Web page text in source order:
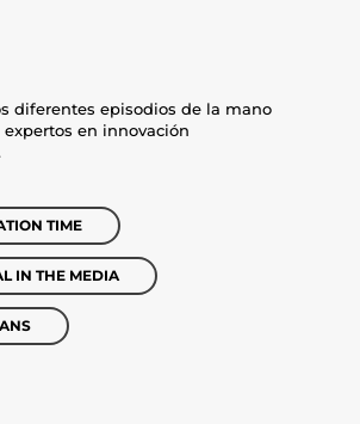
diferentes episodios de la mano
en innovación
TIME
IN THE MEDIA